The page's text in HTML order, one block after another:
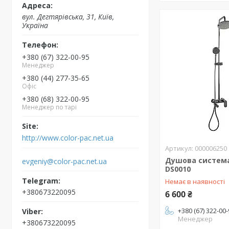
вул. Дегтярівська, 31, Київ,
Україна
+380 (67) 322-00-95
Менеджер
+380 (44) 277-35-65
Офіс
+380 (68) 322-00-95
Менеджер по тарі
http://www.color-pac.net.ua
evgeniy@color-pac.net.ua
+380673220095
+380673220095
000006250
Душова
DS0010
Немає в наявності
6 600 ₴
+380 (67) 322-
Менеджер